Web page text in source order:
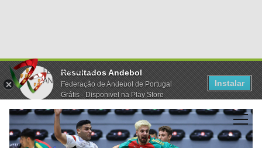
Resultados Andebol
Federação de Andebol de Portugal
Grátis - Disponivel na Play Store
Instalar